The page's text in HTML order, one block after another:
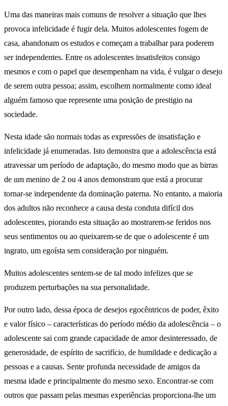
Uma das maneiras mais comuns de resolver a situação que lhes
provoca infelicidade é fugir dela. Muitos adolescentes fogem de
casa, abandonam os estudos e começam a trabalhar para poderem
ser independentes. Entre os adolescentes insatisfeitos consigo
mesmos e com o papel que desempenham na vida, é vulgar o desejo
de serem outra pessoa; assim, escolhem normalmente como ideal
alguém famoso que represente uma posição de prestigio na
sociedade.
Nesta idade são normais todas as expressões de insatisfação e
infelicidade já enumeradas. Isto demonstra que a adolescência está
atravessar um período de adaptação, do mesmo modo que as birras
de um menino de 2 ou 4 anos demonstram que está a procurar
tornar-se independente da dominação paterna. No entanto, a maioria
dos adultos não reconhece a causa desta conduta difícil dos
adolescentes, piorando esta situação ao mostrarem-se feridos nos
seus sentimentos ou ao queixarem-se de que o adolescente é um
ingrato, um egoísta sem consideração por ninguém.
Muitos adolescentes sentem-se de tal modo infelizes que se
produzem perturbações na sua personalidade.
Por outro lado, dessa época de desejos egocêntricos de poder, êxito
e valor físico – características do período médio da adolescência – o
adolescente sai com grande capacidade de amor desinteressado, de
generosidade, de espírito de sacrifício, de humildade e dedicação a
pessoas e a causas. Sente profunda necessidade de amigos da
mesma idade e principalmente do mesmo sexo. Encontrar-se com
outros que passam pelas mesmas experiências proporciona-lhe um